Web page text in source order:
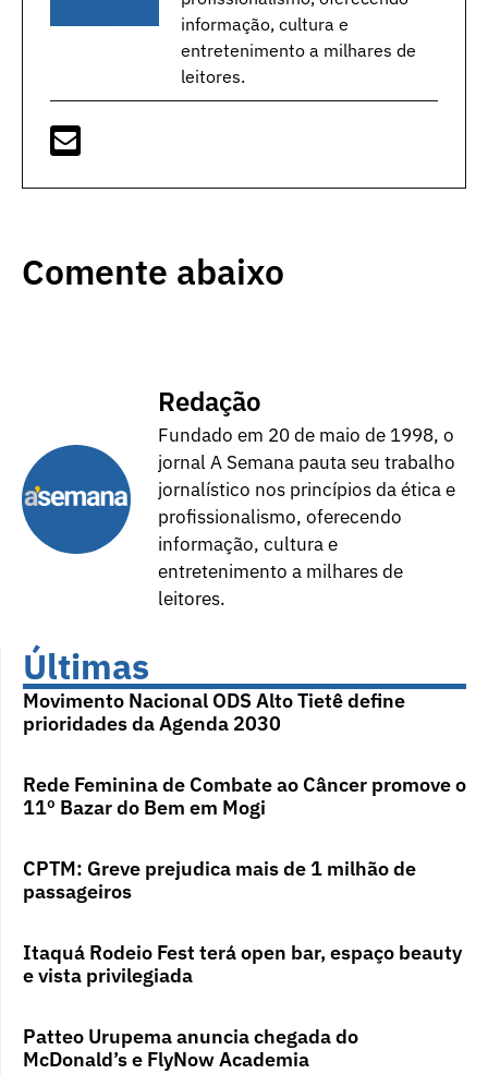
informação, cultura e
entretenimento a milhares de
leitores.
Comente abaixo
Redação
Fundado em 20 de maio de 1998, o
jornal A Semana pauta seu trabalho
jornalístico nos princípios da ética e
profissionalismo, oferecendo
informação, cultura e
entretenimento a milhares de
leitores.
Últimas
Movimento Nacional ODS Alto Tietê define
prioridades da Agenda 2030
Rede Feminina de Combate ao Câncer promove o
11º Bazar do Bem em Mogi
CPTM: Greve prejudica mais de 1 milhão de
passageiros
Itaquá Rodeio Fest terá open bar, espaço beauty
e vista privilegiada
Patteo Urupema anuncia chegada do
McDonald’s e FlyNow Academia